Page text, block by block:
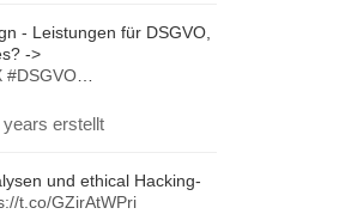
- Leistungen für DSGVO,
->
#DSGVO…
years erstellt
und ethical Hacking-
t.co/GZirAtWPri